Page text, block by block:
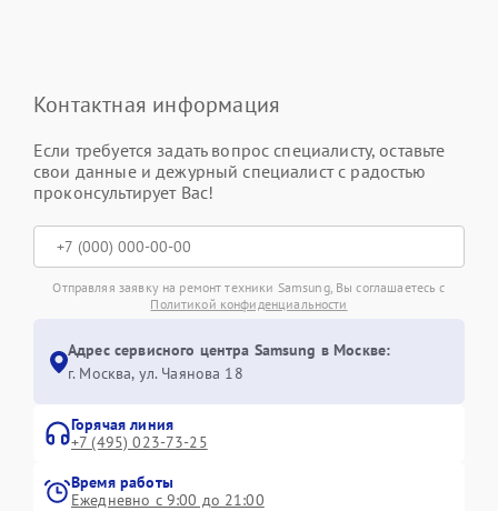
Контактная информация
Если требуется задать вопрос специалисту, оставьте
свои данные и дежурный специалист с радостью
проконсультирует Вас!
Отправляя заявку на ремонт техники Samsung, Вы соглашаетесь с
Политикой конфиденциальности
Адрес сервисного центра Samsung в Москве:
г. Москва, ул. Чаянова 18
Горячая линия
+7 (495) 023-73-25
Время работы
Ежедневно с 9:00 до 21:00